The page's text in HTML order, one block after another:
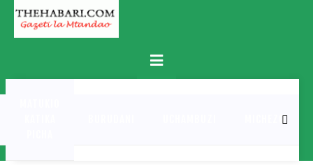
Skip
content
Primary
Menu
MICHEZO